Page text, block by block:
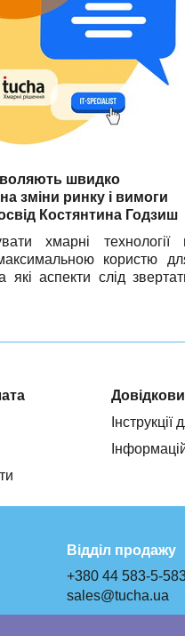
швидко
зміни ринку і вимоги
Костянтина Годзиш
хмарні технології
користю
які аспекти слід
та якість
Інструкції
Відділ продажу
+380 44 583-5-
sales@tucha.ua